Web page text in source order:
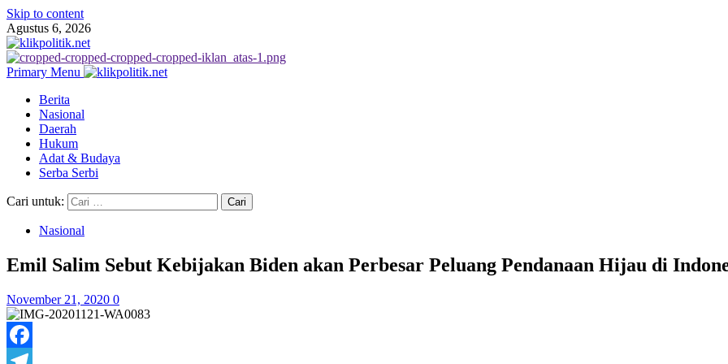
Skip to content
Agustus 6, 2026
Primary Menu
Berita
Nasional
Daerah
Hukum
Adat & Budaya
Serba Serbi
Cari untuk:
Nasional
Emil Salim Sebut Kebijakan Biden akan Perbesar Peluang Pendanaan Hijau di
November 21, 2020 0
Facebook